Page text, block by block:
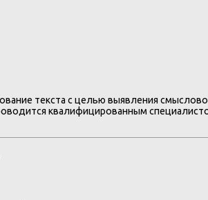
текста с целью выявления
квалифицированным